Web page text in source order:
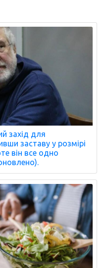
захід для
заставу у розмірі
він все одно